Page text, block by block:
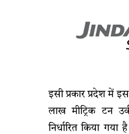
इसी प्रकार प्रदेश में
लाख मीट्रिक टन
निर्धारित किया